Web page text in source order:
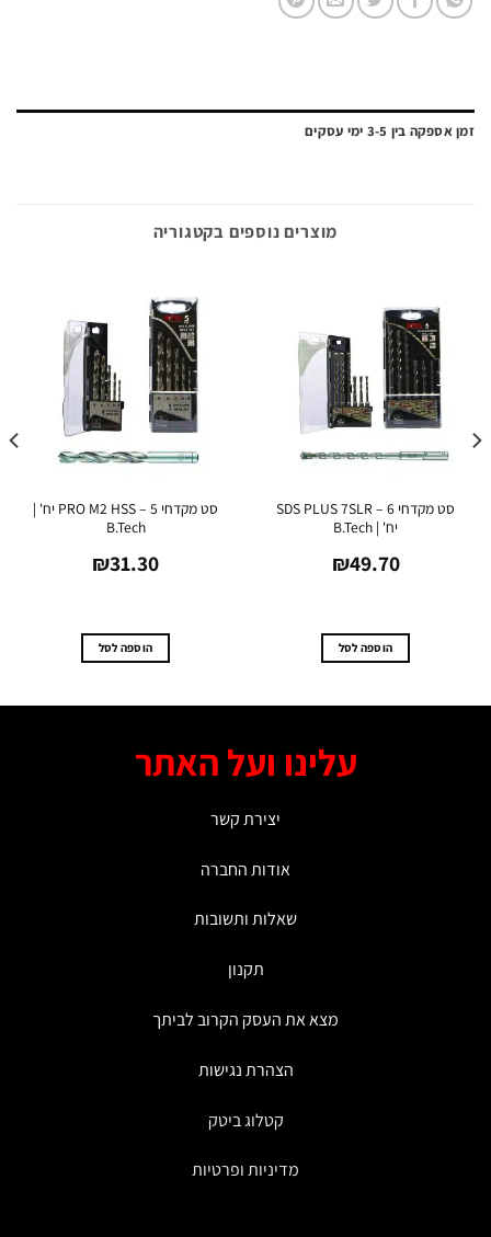
בין 3-5 ימי עסקים
מוצרים נוספים בקטגוריה
סט מקדחי SDS PLUS 7SLR – 6
₪49.70
הוספה לסל
סט מקדחי PRO M2 HSS – 5 יח' |
₪31.30
הוספה לסל
עלינו ועל האתר
יצירת קשר
אודות החברה
שאלות ותשובות
מצא את העסק הקרוב לביתך
הצהרת נגישות
קטלוג ביטק
מדיניות ופרטיות